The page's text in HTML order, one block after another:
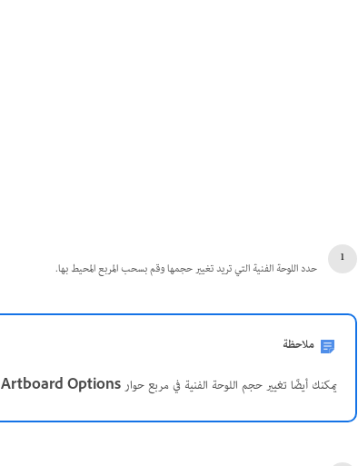
حدد اللوحة الفنية التي تريد تغيير حجمها وقم بسحب المربع المحيط بها.
ملاحظة
يمكنك أيضًا تغيير حجم اللوحة الفنية في مربع حوارArtboard Options